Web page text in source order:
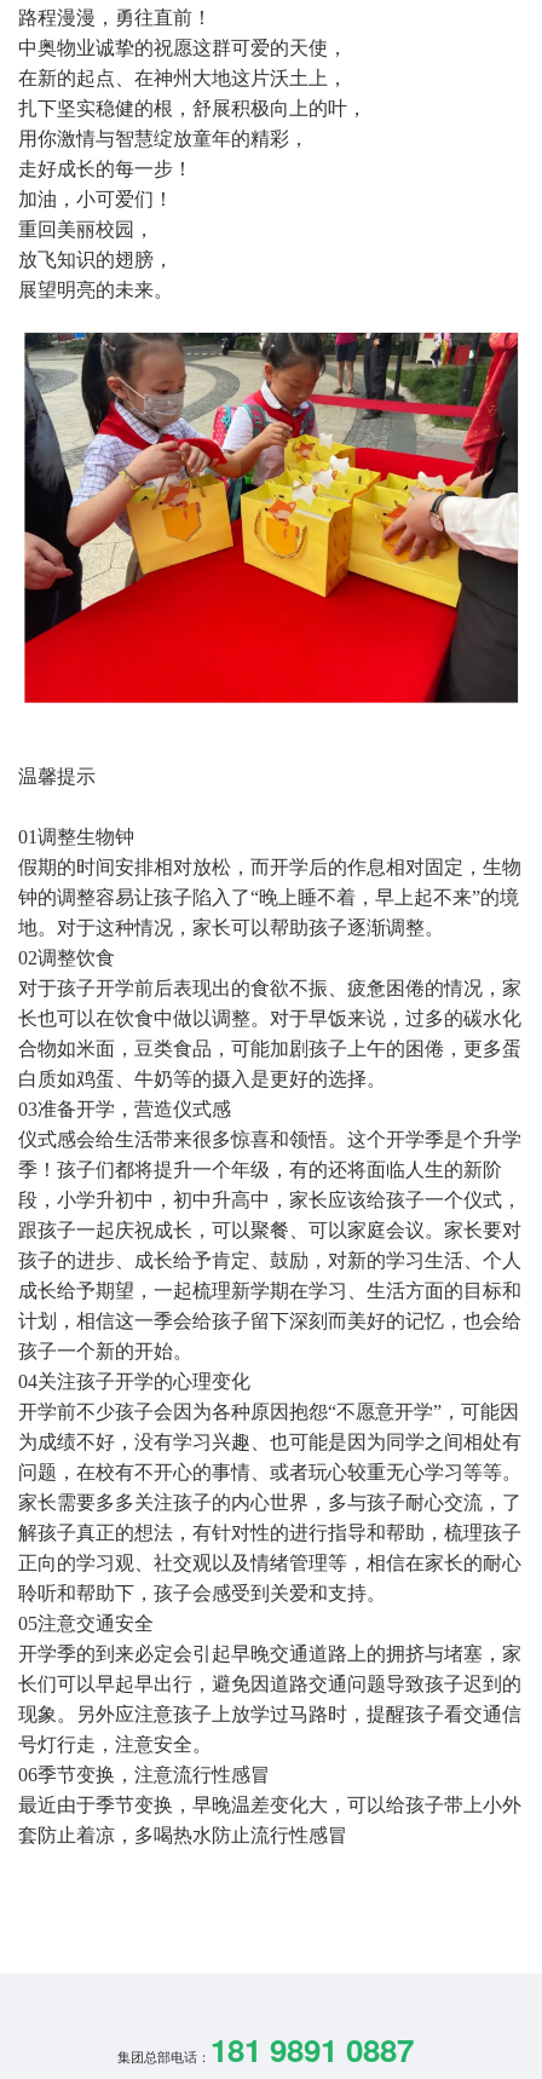
路程漫漫，勇往直前！
中奥物业诚挚的祝愿这群可爱的天使，
在新的起点、在神州大地这片沃土上，
扎下坚实稳健的根，舒展积极向上的叶，
用你激情与智慧绽放童年的精彩，
走好成长的每一步！
加油，小可爱们！
重回美丽校园，
放飞知识的翅膀，
展望明亮的未来。
温馨提示
01调整生物钟
假期的时间安排相对放松，而开学后的作息相对固定，生物
钟的调整容易让孩子陷入了“晚上睡不着，早上起不来”的境
地。对于这种情况，家长可以帮助孩子逐渐调整。
02调整饮食
对于孩子开学前后表现出的食欲不振、疲惫困倦的情况，家
长也可以在饮食中做以调整。对于早饭来说，过多的碳水化
合物如米面，豆类食品，可能加剧孩子上午的困倦，更多蛋
白质如鸡蛋、牛奶等的摄入是更好的选择。
03准备开学，营造仪式感
仪式感会给生活带来很多惊喜和领悟。这个开学季是个升学
季！孩子们都将提升一个年级，有的还将面临人生的新阶
段，小学升初中，初中升高中，家长应该给孩子一个仪式，
跟孩子一起庆祝成长，可以聚餐、可以家庭会议。家长要对
孩子的进步、成长给予肯定、鼓励，对新的学习生活、个人
成长给予期望，一起梳理新学期在学习、生活方面的目标和
计划，相信这一季会给孩子留下深刻而美好的记忆，也会给
孩子一个新的开始。
04关注孩子开学的心理变化
开学前不少孩子会因为各种原因抱怨“不愿意开学”，可能因
为成绩不好，没有学习兴趣、也可能是因为同学之间相处有
问题，在校有不开心的事情、或者玩心较重无心学习等等。
家长需要多多关注孩子的内心世界，多与孩子耐心交流，了
解孩子真正的想法，有针对性的进行指导和帮助，梳理孩子
正向的学习观、社交观以及情绪管理等，相信在家长的耐心
聆听和帮助下，孩子会感受到关爱和支持。
05注意交通安全
开学季的到来必定会引起早晚交通道路上的拥挤与堵塞，家
长们可以早起早出行，避免因道路交通问题导致孩子迟到的
现象。另外应注意孩子上放学过马路时，提醒孩子看交通信
号灯行走，注意安全。
06季节变换，注意流行性感冒
最近由于季节变换，早晚温差变化大，可以给孩子带上小外
套防止着凉，多喝热水防止流行性感冒
集团总部电话： 181 9891 0887